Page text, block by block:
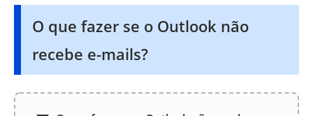
O que fazer se o Outlook não
recebe e-mails?